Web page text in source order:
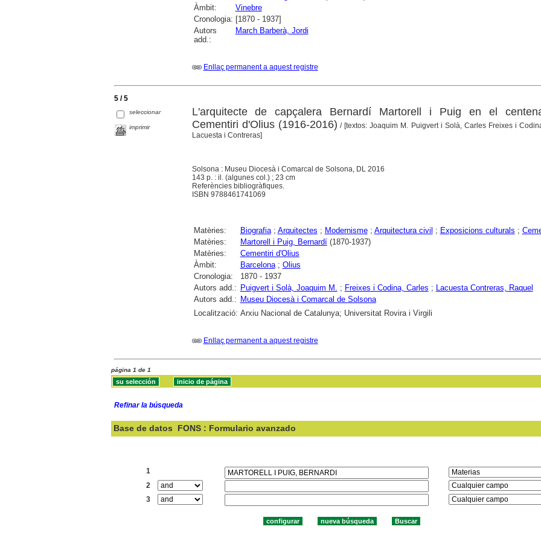
Àmbit:
Vinebre
Cronologia: [1870 - 1937]
Autors
add.:
March Barberà, Jordi
Enllaç permanent a aquest registre
5 / 5
seleccionar
imprimir
L'arquitecte de capçalera Bernardí Martorell i Puig en el
Cementiri d'Olius (1916-2016) / [textos: Joaquim M. Puigvert i Solà, Carles Freixes i
Lacuesta i Contreras]
Solsona : Museu Diocesà i Comarcal de Solsona, DL 2016
143 p. : il. (algunes col.) ; 23 cm
Referències bibliogràfiques.
ISBN 9788461741069
Matèries: Biografia; Arquitectes ; Modernisme; Arquitectura civil ; Exposicions culturals ;
Matèries:
Martorell i Puig, Bernardí(1870-1937)
Matèries:
Cementiri d'Olius
Àmbit:
Barcelona; Olius
Cronologia:
1870 - 1937
Autors add.: Puigvert i Solà, Joaquim M. ; Freixes i Codina, Carles ; Lacuesta Contreras, Raquel
Autors add.: Museu Diocesà i Comarcal de Solsona
Localització: Arxiu Nacional de Catalunya; Universitat Rovira i Virgili
Enllaç permanent a aquest registre
página 1 de 1
Refinar la búsqueda
Base de datos FONS : Formulario avanzado
1
2
3